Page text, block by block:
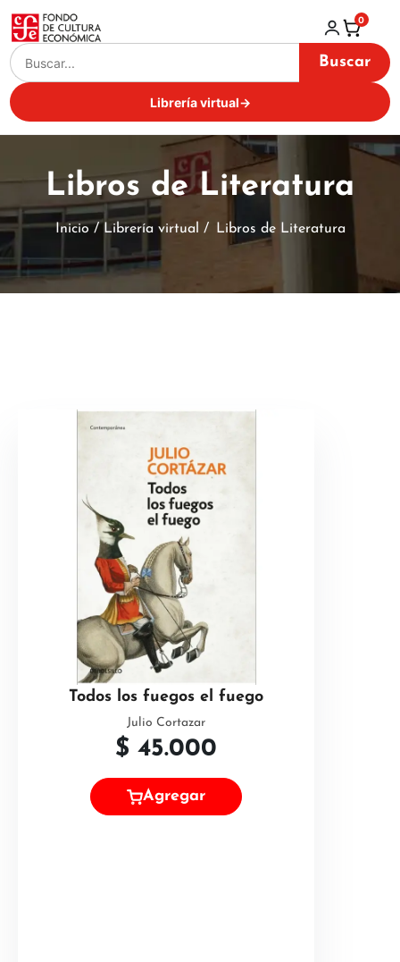
Buscar
Librería virtual→
0
Libros de Literatura
Inicio / Librería virtual / Libros de Literatura
Todos los fuegos el fuego
Julio Cortazar
$ 45.000
Agregar